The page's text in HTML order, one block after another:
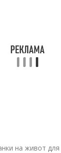
на живот для